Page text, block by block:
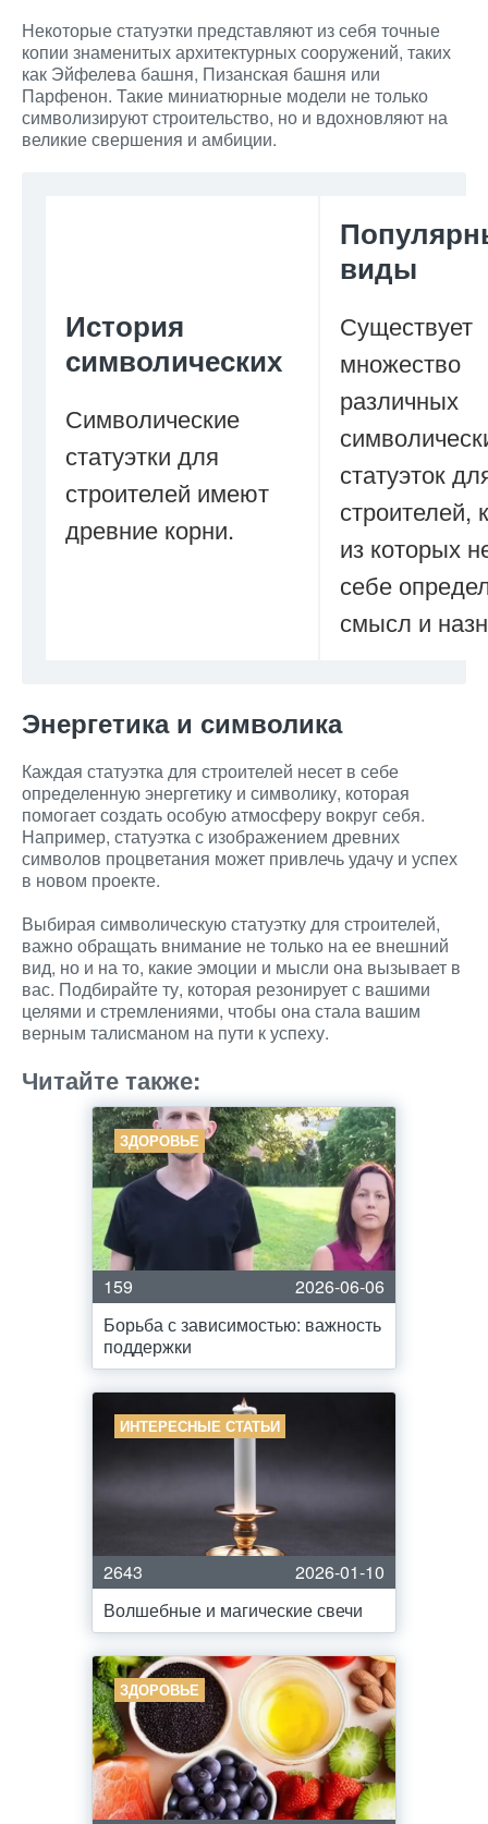
Некоторые статуэтки представляют из себя точные
копии знаменитых архитектурных сооружений, таких
как Эйфелева башня, Пизанская башня или
Парфенон. Такие миниатюрные модели не только
символизируют строительство, но и вдохновляют на
великие свершения и амбиции.
История
символических
Символические
статуэтки для
строителей имеют
древние корни.
виды
Существует
множество
различных
статуэток
строителей,
из которых
себе
смысл и
Энергетика и символика
Каждая статуэтка для строителей несет в себе
определенную энергетику и символику, которая
помогает создать особую атмосферу вокруг себя.
Например, статуэтка с изображением древних
символов процветания может привлечь удачу и успех
в новом проекте.
Выбирая символическую статуэтку для строителей,
важно обращать внимание не только на ее внешний
вид, но и на то, какие эмоции и мысли она вызывает в
вас. Подбирайте ту, которая резонирует с вашими
целями и стремлениями, чтобы она стала вашим
верным талисманом на пути к успеху.
Читайте также:
ЗДОРОВЬЕ
159
2026-06-06
Борьба с зависимостью: важность
поддержки
ИНТЕРЕСНЫЕ СТАТЬИ
2643
2026-01-10
Волшебные и магические свечи
ЗДОРОВЬЕ